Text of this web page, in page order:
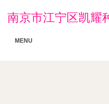
南京市江宁区凯耀
MENU